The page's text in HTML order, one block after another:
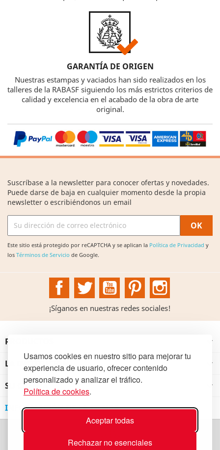
Usamos cookies en nuestro sitio para mejorar tu
experiencia de usuario, ofrecer contenido
personalizado y analizar el tráfico.
Política de cookies.
Aceptar todas
Rechazar no esenciales
GARANTÍA DE ORIGEN
Nuestras estampas y vaciados han sido realizados en los
talleres de la RABASF siguiendo los más estrictos criterios de
calidad y excelencia en el acabado de la obra de arte
original.
Suscríbase a la newsletter para conocer ofertas y novedades.
Puede darse de baja en cualquier momento desde la propia
newsletter o escribiéndonos un email
Este sitio está protegido por reCAPTCHA y se aplican la Política de Privacidad y
los Términos de Servicio de Google.
FacebookTwitter YouTubePinterest
¡Síganos en nuestras redes sociales!
PRODUCTOS 
LA INSTITUCIÓN 
SU CUENTA 
INFORMACIÓN DE LA TIENDA